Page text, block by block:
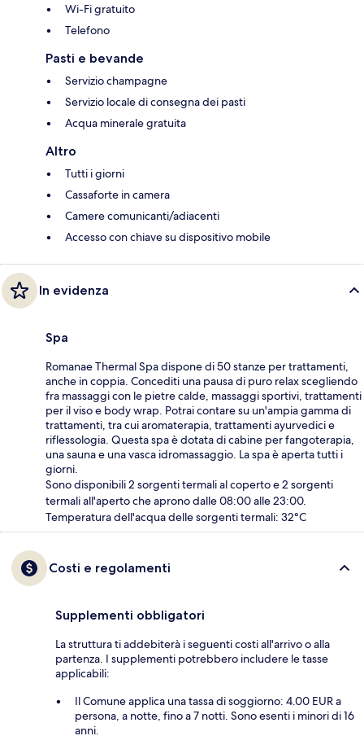
Wi-Fi gratuito
Telefono
Pasti e bevande
Servizio champagne
Servizio locale di consegna dei pasti
Acqua minerale gratuita
Altro
Tutti i giorni
Cassaforte in camera
Camere comunicanti/adiacenti
Accesso con chiave su dispositivo mobile
In evidenza
Spa
Romanae Thermal Spa dispone di 50 stanze per trattamenti,
anche in coppia. Concediti una pausa di puro relax scegliendo
fra massaggi con le pietre calde, massaggi sportivi, trattamenti
per il viso e body wrap. Potrai contare su un'ampia gamma di
trattamenti, tra cui aromaterapia, trattamenti ayurvedici e
riflessologia. Questa spa è dotata di cabine per fangoterapia,
una sauna e una vasca idromassaggio. La spa è aperta tutti i
giorni.
Sono disponibili 2 sorgenti termali al coperto e 2 sorgenti
termali all'aperto che aprono dalle 08:00 alle 23:00.
Temperatura dell'acqua delle sorgenti termali: 32°C
Costi e regolamenti
Supplementi obbligatori
La struttura ti addebiterà i seguenti costi all'arrivo o alla
partenza. I supplementi potrebbero includere le tasse
applicabili:
Il Comune applica una tassa di soggiorno: 4.00 EUR a
persona, a notte, fino a 7 notti. Sono esenti i minori di 16
anni.